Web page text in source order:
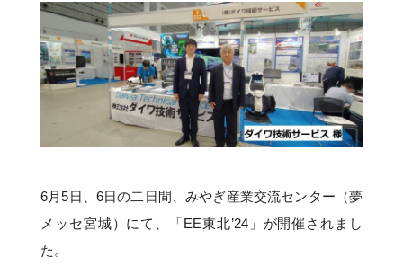
6月5日、6日の二日間、みやぎ産業交流センター（夢
メッセ宮城）にて、「EE東北’24」が開催されまし
た。